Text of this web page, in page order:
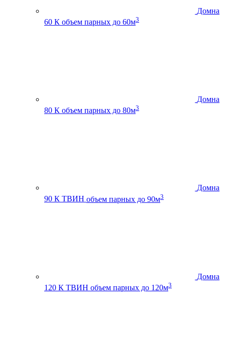
Домна
60 К объем парных до 60м3
Домна
80 К объем парных до 80м3
Домна
90 К ТВИН объем парных до 90м3
Домна
120 К ТВИН объем парных до 120м3